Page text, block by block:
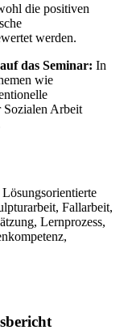
die positiven
werden.
das Seminar: In
wie
Sozialen Arbeit
Fallarbeit,
Lernprozess,